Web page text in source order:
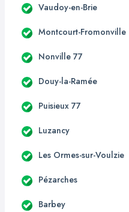
Vaudoy-en-Brie
Montcourt-Fromonville
Nonville 77
Douy-la-Ramée
Puisieux 77
Luzancy
Les Ormes-sur-Voulzie
Pézarches
Barbey